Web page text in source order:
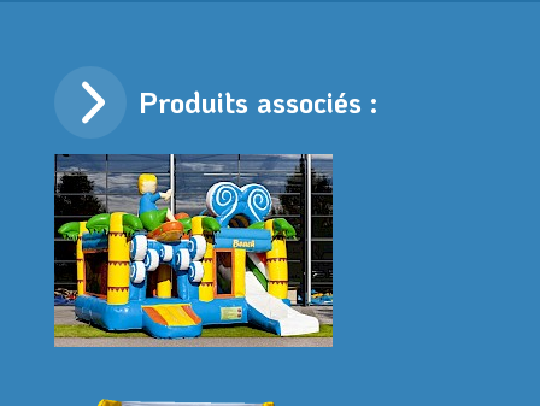
Produits associés :